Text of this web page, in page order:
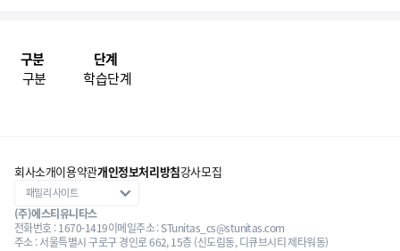
구분
구분
단계
학습단계
회사소개이용약관개인정보처리방침강사모집
(주)에스티유니타스
전화번호 : 1670-1419이메일주소 : STunitas_cs@stunitas.com
주소 : 서울특별시 구로구 경인로 662, 15층 (신도림동, 디큐브시티 제타워동)